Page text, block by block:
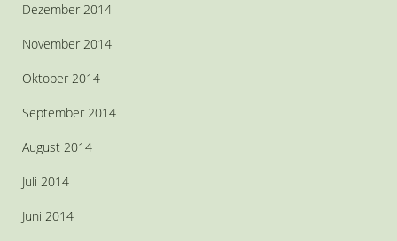
Dezember 2014
November 2014
Oktober 2014
September 2014
August 2014
Juli 2014
Juni 2014